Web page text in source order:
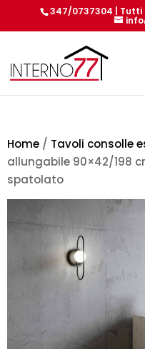
347/0737304 | Tutti
Home / Tavoli consolle
allungabile 90×42/198
spatolato